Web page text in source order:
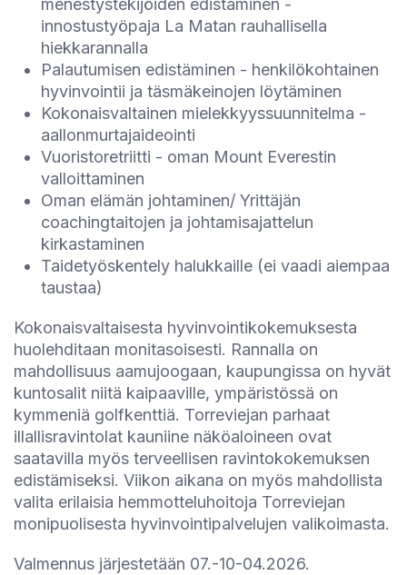
menestystekijöiden edistäminen -
innostustyöpaja La Matan rauhallisella
hiekkarannalla
Palautumisen edistäminen - henkilökohtainen
hyvinvointii ja täsmäkeinojen löytäminen
Kokonaisvaltainen mielekkyyssuunnitelma -
aallonmurtajaideointi
Vuoristoretriitti - oman Mount Everestin
valloittaminen
Oman elämän johtaminen/ Yrittäjän
coachingtaitojen ja johtamisajattelun
kirkastaminen
Taidetyöskentely halukkaille (ei vaadi aiempaa
taustaa)
Kokonaisvaltaisesta hyvinvointikokemuksesta
huolehditaan monitasoisesti. Rannalla on
mahdollisuus aamujoogaan, kaupungissa on hyvät
kuntosalit niitä kaipaaville, ympäristössä on
kymmeniä golfkenttiä. Torreviejan parhaat
illallisravintolat kauniine näköaloineen ovat
saatavilla myös terveellisen ravintokokemuksen
edistämiseksi. Viikon aikana on myös mahdollista
valita erilaisia hemmotteluhoitoja Torreviejan
monipuolisesta hyvinvointipalvelujen valikoimasta.
Valmennus järjestetään 07.-10-04.2026.